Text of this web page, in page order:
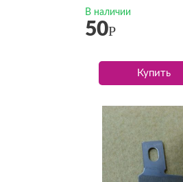
В наличии
50Р
Купить